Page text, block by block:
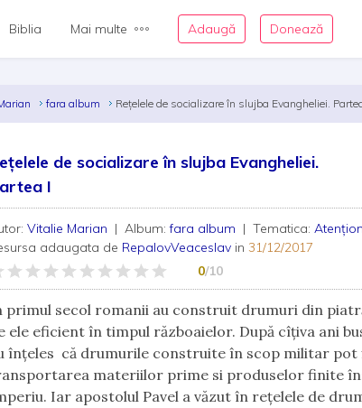
Biblia Mai multe Adaugă Donează
fara album Rețelele de socializare în slujba Evangheliei.
de socializare în slujba Evangheliei.
I
Vitalie Marian | Album:fara album | Tematica:
adaugata de RepalovVeaceslav in31/12/2017
0/10
primul secol romanii au construit drumuri din
ele eficient în timpul războaielor. După cîțiva ani
înțeles că drumurile construite în scop militar
materiilor prime si produselor finite
Iar apostolul Pavel a văzut în rețelele de